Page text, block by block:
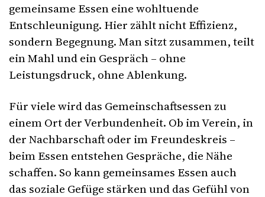
gemeinsame Essen eine wohltuende
Entschleunigung. Hier zählt nicht Effizienz,
sondern Begegnung. Man sitzt zusammen, teilt
ein Mahl und ein Gespräch – ohne
Leistungsdruck, ohne Ablenkung.
Für viele wird das Gemeinschaftsessen zu
einem Ort der Verbundenheit. Ob im Verein, in
der Nachbarschaft oder im Freundeskreis –
beim Essen entstehen Gespräche, die Nähe
schaffen. So kann gemeinsames Essen auch
das soziale Gefüge stärken und das Gefühl von